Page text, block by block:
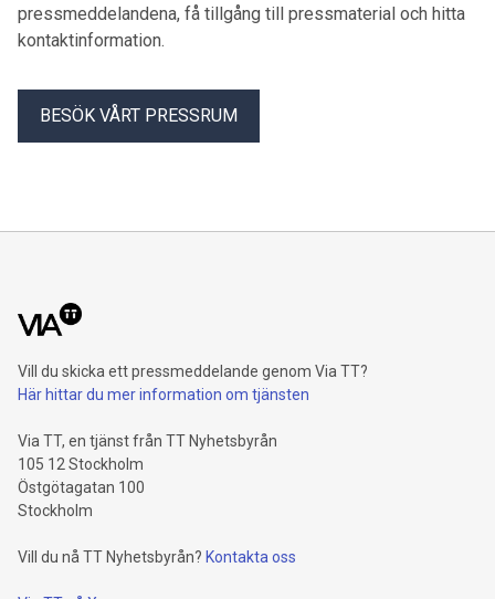
pressmeddelandena, få tillgång till pressmaterial och hitta
kontaktinformation.
BESÖK VÅRT PRESSRUM
Vill du skicka ett pressmeddelande genom Via TT?
Här hittar du mer information om tjänsten
Via TT, en tjänst från TT Nyhetsbyrån
105 12 Stockholm
Östgötagatan 100
Stockholm
Vill du nå TT Nyhetsbyrån? Kontakta oss